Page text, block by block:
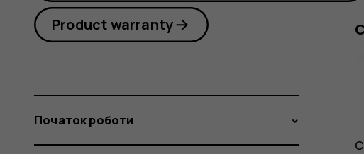
Product warranty
Початок роботи